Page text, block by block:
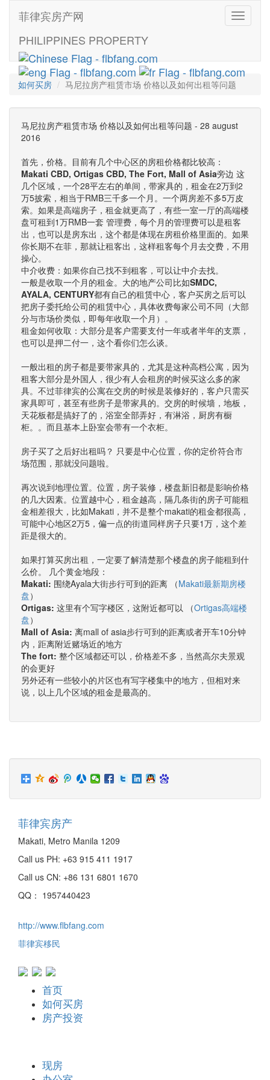
Toggle
菲律宾房产网
PHILIPPINES PROPERTY
如何买房 马尼拉房产租赁市场 价格以及如何出租等问题
马尼拉房产租赁市场 价格以及如何出租等问题 - 28 august
2016
首先，价格。目前有几个中心区的房租价格都比较高：
Makati CBD, Ortigas CBD, The Fort, Mall of Asia旁边 这
几个区域，一个28平左右的单间，带家具的，租金在2万到2
万5披索，相当于RMB三千多一个月。一个两房差不多5万皮
索。如果是高端房子，租金就更高了，有些一室一厅的高端楼
盘可租到1万RMB一套 管理费，每个月的管理费可以是租客
出，也可以是房东出，这个都是体现在房租价格里面的。如果
你长期不在菲，那就让租客出，这样租客每个月去交费，不用
操心。
中介收费：如果你自己找不到租客，可以让中介去找。
一般是收取一个月的租金。大的地产公司比如SMDC,
AYALA, CENTURY都有自己的租赁中心，客户买房之后可以
把房子委托给公司的租赁中心，具体收费每家公司不同（大部
分与市场价类似，即每年收取一个月）。
租金如何收取：大部分是客户需要支付一年或者半年的支票，
也可以是押二付一，这个看你们怎么谈。
一般出租的房子都是要带家具的，尤其是这种高档公寓，因为
租客大部分是外国人，很少有人会租房的时候买这么多的家
具。不过菲律宾的公寓在交房的时候是装修好的，客户只需买
家具即可，甚至有些房子是带家具的。交房的时候墙，地板，
天花板都是搞好了的，浴室全部弄好，有淋浴，厨房有橱
柜。。而且基本上卧室会带有一个衣柜。
房子买了之后好出租吗？ 只要是中心位置，你的定价符合市
场范围，那就没问题啦。
再次说到地理位置。位置，房子装修，楼盘新旧都是影响价格
的几大因素。位置越中心，租金越高，隔几条街的房子可能租
金相差很大，比如Makati，并不是整个makati的租金都很高，
可能中心地区2万5，偏一点的街道同样房子只要1万，这个差
距是很大的。
如果打算买房出租，一定要了解清楚那个楼盘的房子能租到什
么价。 几个黄金地段：
Makati: 围绕Ayala大街步行可到的距离 （Makati最新期房楼
盘）
Ortigas: 这里有个写字楼区，这附近都可以 （Ortigas高端楼
盘）
Mall of Asia: 离mall of asia步行可到的距离或者开车10分钟
内，距离附近赌场近的地方
The fort: 整个区域都还可以，价格差不多，当然高尔夫景观
的会更好
另外还有一些较小的片区也有写字楼集中的地方，但相对来
说，以上几个区域的租金是最高的。
菲律宾房产
Makati, Metro Manila 1209
Call us PH: +63 915 411 1917
Call us CN: +86 131 6801 1670
QQ： 1957440423
http://www.flbfang.com
菲律宾移民
首页
如何买房
房产投资
现房